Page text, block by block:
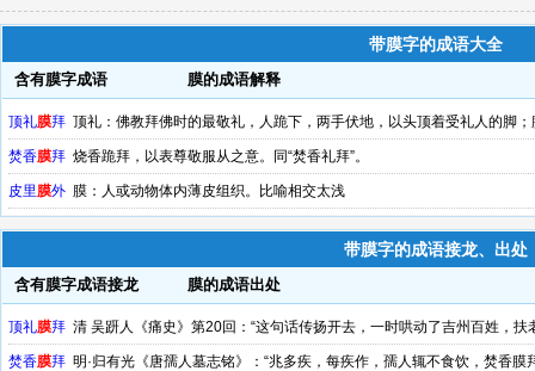
带膜字的成语大全
含有膜字成语 膜的成语解释
顶礼膜拜 顶礼：佛教拜佛时的最敬礼，人跪下，两手伏地，以头顶着受礼人的脚
虔诚地跪拜
焚香膜拜 烧香跪拜，以表尊敬服从之意。同“焚香礼拜”。
皮里膜外 膜：人或动物体内薄皮组织。比喻相交太浅
带膜字的成语接龙、出处
含有膜字成语接龙 膜的成语出处
顶礼膜拜 清 吴趼人《痛史》第20回：“这句话传扬开去，一时哄动了吉州百姓，扶
焚香膜拜 明·归有光《唐孺人墓志铭》：“兆多疾，每疾作，孺人辄不食饮，焚香膜